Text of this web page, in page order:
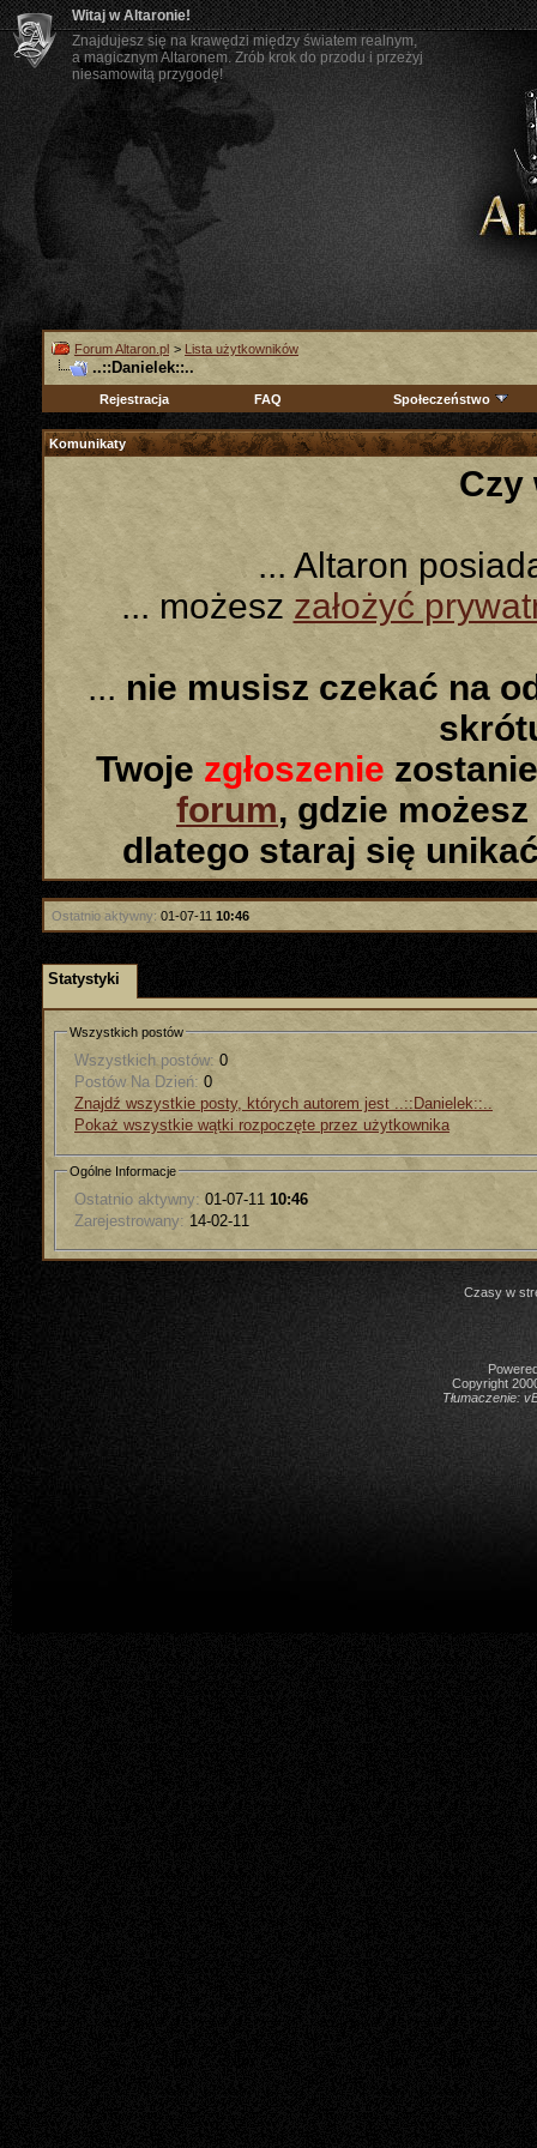
Witaj w Altaronie!
Znajdujesz się na krawędzi między światem realnym,
a magicznym Altaronem. Zrób krok do przodu i przeżyj
niesamowitą przygodę!
Forum Altaron.pl > Lista użytkowników
..::Danielek::..
Rejestracja FAQ Społeczeństwo
Komunikaty
Czy
... Altaron
... możeszzałożyć
... nie musisz czekać na
Twoje zgłoszenie
forum, gdzie
dlatego staraj się
Ostatnio aktywny: 01-07-11 10:46
Statystyki
Wszystkich postów
Wszystkich postów: 0
Postów Na Dzień: 0
Znajdź wszystkie posty, których autorem jest ..::Danielek::..
Pokaż wszystkie wątki rozpoczęte przez użytkownika
Ogólne Informacje
Ostatnio aktywny: 01-07-11 10:46
Zarejestrowany: 14-02-11
Czasy w
Copyright
Tłumaczenie: